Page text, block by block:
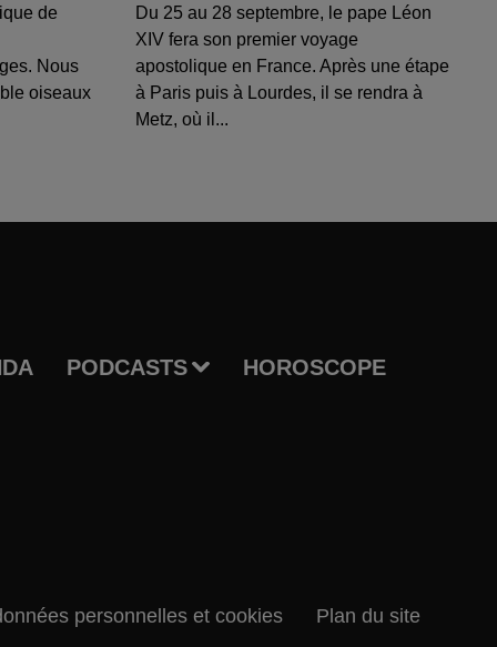
de
Nous
oiseaux
Du 25 au 28 septembre, le pape Léon
XIV fera son premier voyage
apostolique en France. Après une étape
à Paris puis à Lourdes, il se rendra à
Metz, où il...
PODCASTS HOROSCOPE
personnelles et cookies Plan du site